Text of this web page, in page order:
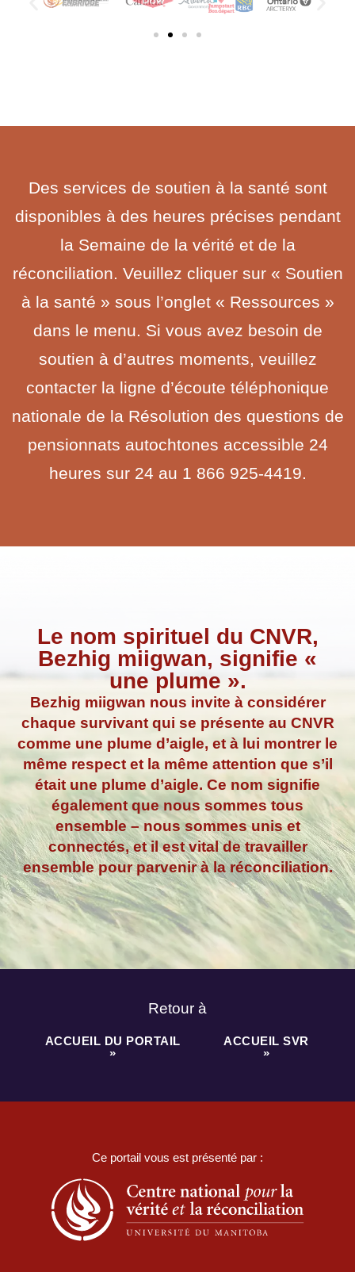
Des services de soutien à la santé sont
disponibles à des heures précises pendant
la Semaine de la vérité et de la
réconciliation. Veuillez cliquer sur « Soutien
à la santé » sous l’onglet « Ressources »
dans le menu. Si vous avez besoin de
soutien à d’autres moments, veuillez
contacter la ligne d’écoute téléphonique
nationale de la Résolution des questions de
pensionnats autochtones accessible 24
heures sur 24 au 1 866 925-4419.
Le nom spirituel du CNVR,
Bezhig miigwan, signifie «
une plume ».
Bezhig miigwan nous invite à considérer
chaque survivant qui se présente au CNVR
comme une plume d’aigle, et à lui montrer le
même respect et la même attention que s’il
était une plume d’aigle. Ce nom signifie
également que nous sommes tous
ensemble – nous sommes unis et
connectés, et il est vital de travailler
ensemble pour parvenir à la réconciliation.
Retour à
ACCUEIL DU PORTAIL
»
ACCUEIL SVR
»
Ce portail vous est présenté par :